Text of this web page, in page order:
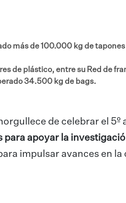
más de 100.000 kg de
de plástico, entre su Red de
34.500 kg de bags.
de celebrar el 5º
para apoyar la
impulsar avances en